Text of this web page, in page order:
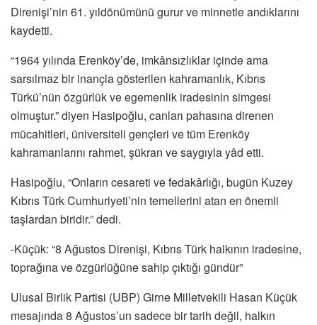
Direnişi’nin 61. yıldönümünü gurur ve minnetle andıklarını
kaydetti.
“1964 yılında Erenköy’de, imkânsızlıklar içinde ama
sarsılmaz bir inançla gösterilen kahramanlık, Kıbrıs
Türkü’nün özgürlük ve egemenlik iradesinin simgesi
olmuştur.” diyen Hasipoğlu, canları pahasına direnen
mücahitleri, üniversiteli gençleri ve tüm Erenköy
kahramanlarını rahmet, şükran ve saygıyla yâd etti.
Hasipoğlu, “Onların cesareti ve fedakârlığı, bugün Kuzey
Kıbrıs Türk Cumhuriyeti’nin temellerini atan en önemli
taşlardan biridir.” dedi.
-Küçük: “8 Ağustos Direnişi, Kıbrıs Türk halkının iradesine,
toprağına ve özgürlüğüne sahip çıktığı gündür”
Ulusal Birlik Partisi (UBP) Girne Milletvekili Hasan Küçük
mesajında 8 Ağustos’un sadece bir tarih değil, halkın